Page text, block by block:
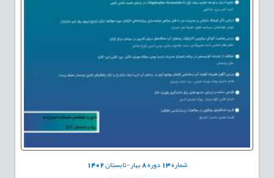
شماره13دوره8بهار-تابستان1402